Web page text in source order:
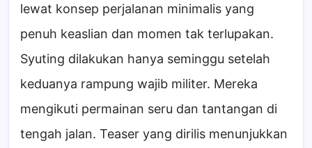
lewat konsep perjalanan minimalis yang
penuh keaslian dan momen tak terlupakan.
Syuting dilakukan hanya seminggu setelah
keduanya rampung wajib militer. Mereka
mengikuti permainan seru dan tantangan di
tengah jalan. Teaser yang dirilis menunjukkan